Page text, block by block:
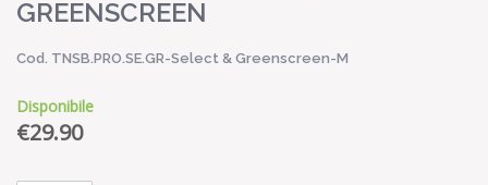
GREENSCREEN
Cod. TNSB.PRO.SE.GR-Select & Greenscreen-M
Disponibile
€29.90